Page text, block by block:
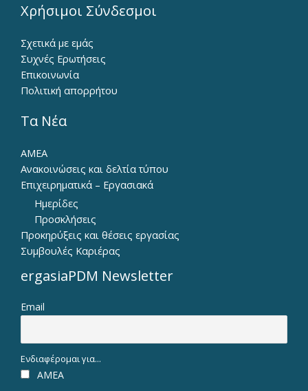
Χρήσιμοι Σύνδεσμοι
Σχετικά με εμάς
Συχνές Ερωτήσεις
Επικοινωνία
Πολιτική απορρήτου
Τα Νέα
ΑΜΕΑ
Ανακοινώσεις και δελτία τύπου
Επιχειρηματικά – Εργασιακά
Ημερίδες
Προσκλήσεις
Προκηρύξεις και θέσεις εργασίας
Συμβουλές Καριέρας
ergasiaPDM Newsletter
Email
Ενδιαφέρομαι για...
ΑΜΕΑ